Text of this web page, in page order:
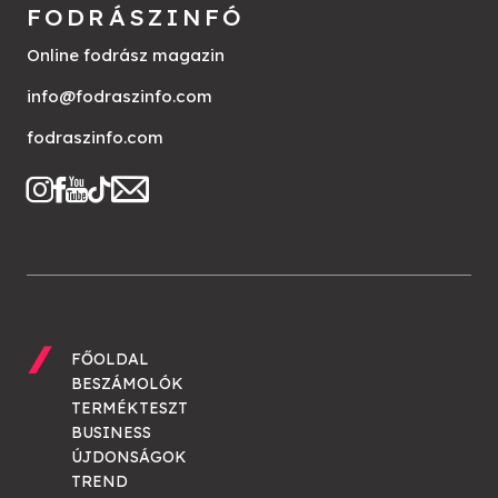
FODRÁSZINFÓ
Online fodrász magazin
info@fodraszinfo.com
fodraszinfo.com
FŐOLDAL
BESZÁMOLÓK
TERMÉKTESZT
BUSINESS
ÚJDONSÁGOK
TREND